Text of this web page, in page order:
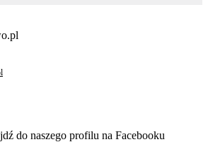
otwiera się w nowej karcie
do naszego profilu na Facebooku